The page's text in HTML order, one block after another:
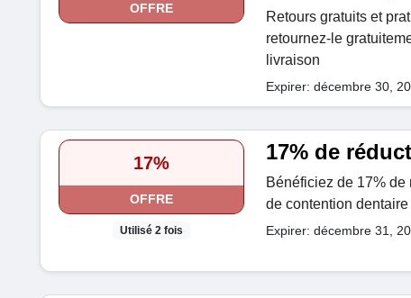
OFFRE
Retours gratuits et
retournez-le
livraison
Expirer: décembre 30,
17%
OFFRE
Utilisé 2 fois
17% de
Bénéficiez de 17%
de contention
Expirer: décembre 31,